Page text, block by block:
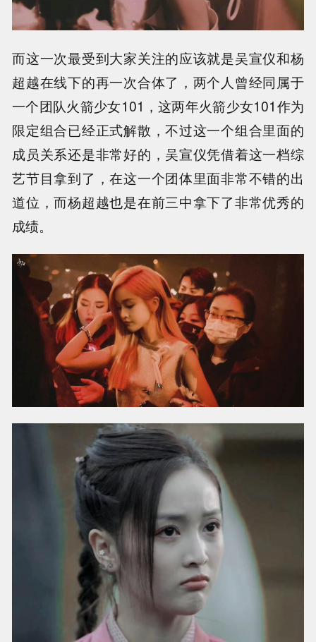
而这一次最受到大家关注的应该就是吴宣仪和杨
超越在线下的再一次合体了，两个人曾经同属于
一个团队火箭少女101，这两年火箭少女101作为
限定组合已经正式解散，不过这一个组合里面的
成员关系还是非常好的，吴宣仪凭借着这一档综
艺节目拿到了，在这一个团体里面非常不错的出
道位，而杨超越也是在前三中拿下了非常优秀的
成绩。